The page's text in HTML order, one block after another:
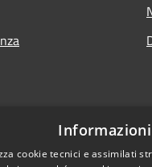
cookie tecnici e assimilati